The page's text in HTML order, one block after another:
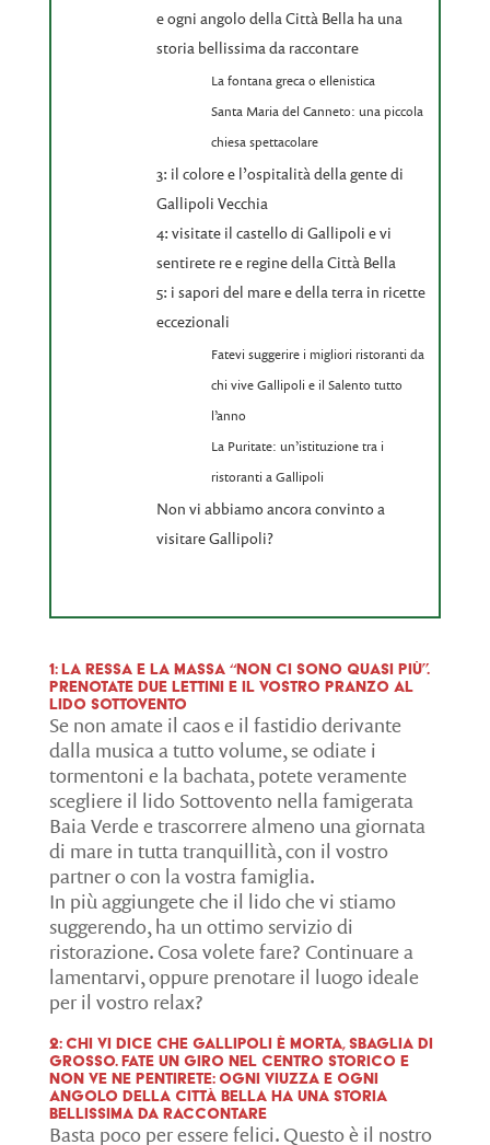
e ogni angolo della Città Bella ha una
storia bellissima da raccontare
La fontana greca o ellenistica
Santa Maria del Canneto: una piccola
chiesa spettacolare
3: il colore e l’ospitalità della gente di
Gallipoli Vecchia
4: visitate il castello di Gallipoli e vi
sentirete re e regine della Città Bella
5: i sapori del mare e della terra in ricette
eccezionali
Fatevi suggerire i migliori ristoranti da
chi vive Gallipoli e il Salento tutto
l’anno
La Puritate: un’istituzione tra i
ristoranti a Gallipoli
Non vi abbiamo ancora convinto a
visitare Gallipoli?
1: la ressa e la massa “non ci sono quasi più”.
Prenotate due lettini e il vostro pranzo al
lido Sottovento
Se non amate il caos e il fastidio derivante
dalla musica a tutto volume, se odiate i
tormentoni e la bachata, potete veramente
scegliere il lido Sottovento nella famigerata
Baia Verde e trascorrere almeno una giornata
di mare in tutta tranquillità, con il vostro
partner o con la vostra famiglia.
In più aggiungete che il lido che vi stiamo
suggerendo, ha un ottimo servizio di
ristorazione. Cosa volete fare? Continuare a
lamentarvi, oppure prenotare il luogo ideale
per il vostro relax?
2: Chi vi dice che Gallipoli è morta, sbaglia di
grosso. Fate un giro nel centro storico e
non ve ne pentirete: ogni viuzza e ogni
angolo della Città Bella ha una storia
bellissima da raccontare
Basta poco per essere felici. Questo è il nostro